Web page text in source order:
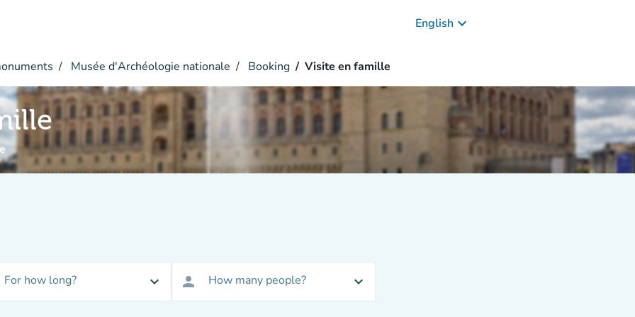
English keyboard_arrow_down
Musée d'Archéologie nationale Booking Visite en famille
For how long? expand_more person How many people? expand_more